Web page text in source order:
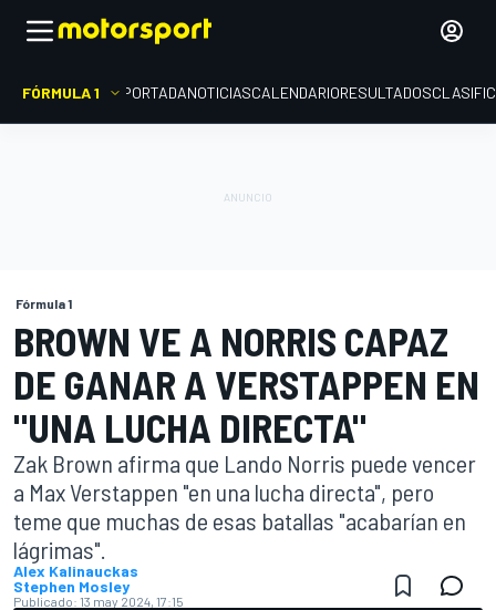
FÓRMULA 1 PORTADANOTICIASCALENDARIORESULTADOS
Fórmula 1
BROWN VE A NORRIS CAPAZ
DE GANAR A VERSTAPPEN EN
"UNA LUCHA DIRECTA"
Zak Brown afirma que Lando Norris puede vencer
a Max Verstappen "en una lucha directa", pero
teme que muchas de esas batallas "acabarían en
lágrimas".
Alex Kalinauckas
Stephen Mosley
Publicado: 13 may 2024, 17:15